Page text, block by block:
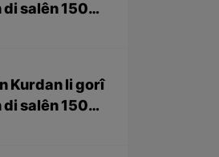
salên 1501-
Kurdan li gorî
salên 1501-